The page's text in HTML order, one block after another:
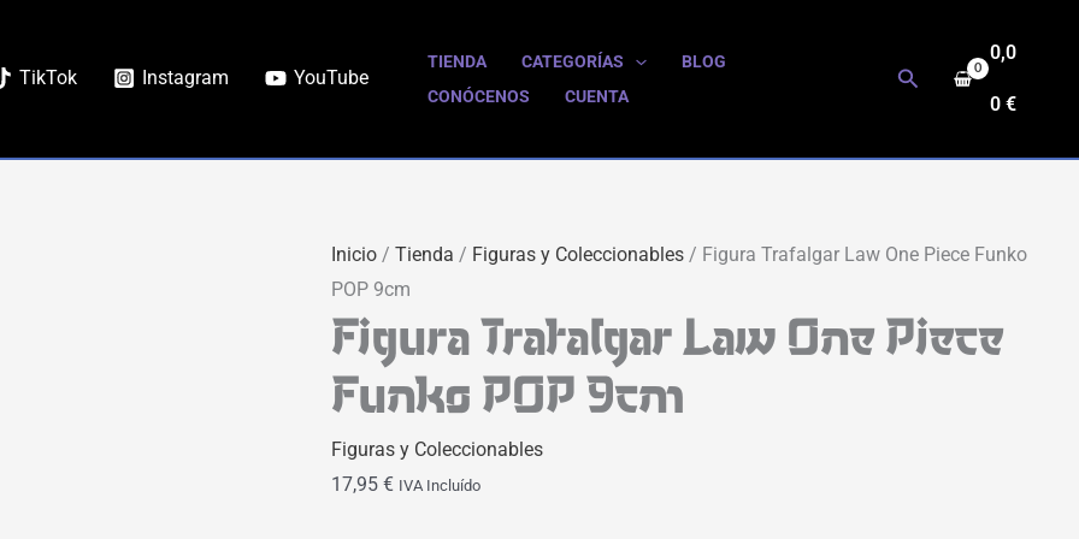
TikTok Instagram YouTube
TIENDA CATEGORÍAS
BLOG
CONÓCENOS
CUENTA
Buscar
0,0
0€
Inicio /Tienda / Figuras y Coleccionables / Figura Trafalgar Law One Piece Funko
POP 9cm
Figura Trafalgar Law One Piece
Funko POP 9cm
Figuras y Coleccionables
17,95€ IVA Incluído
Law
Piece
9cm
cantidad